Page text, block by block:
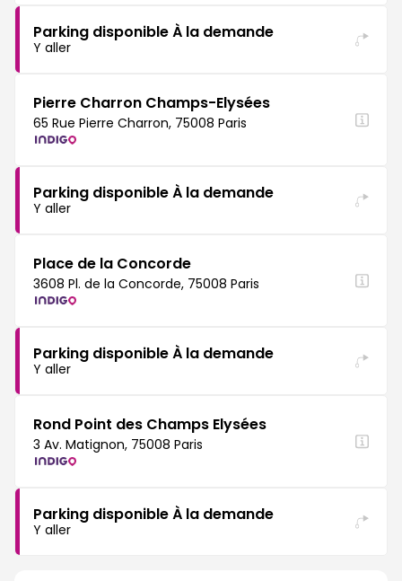
Parking disponible À la demande
Y aller
Pierre Charron Champs-Elysées
65 Rue Pierre Charron, 75008 Paris
Parking disponible À la demande
Y aller
Place de la Concorde
3608 Pl. de la Concorde, 75008 Paris
Parking disponible À la demande
Y aller
Rond Point des Champs Elysées
3 Av. Matignon, 75008 Paris
Parking disponible À la demande
Y aller